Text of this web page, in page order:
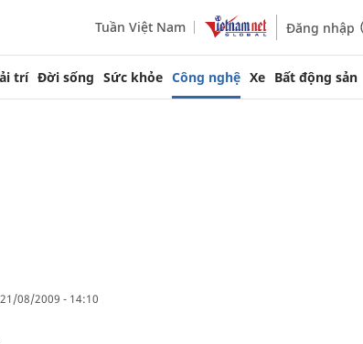
Tuần Việt Nam Đăng nhập
trí Đời sống Sức khỏe Công nghệ Xe Bất động sản
21/08/2009 - 14:10